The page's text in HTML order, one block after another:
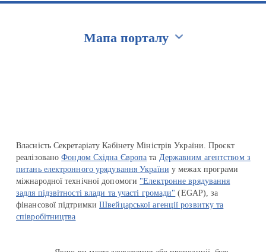
Мапа порталу
Власність Секретаріату Кабінету Міністрів України. Проєкт
реалізованоФондом Східна Європа та Державним агентством з
питань електронного урядування України у межах програми
міжнародної технічної допомоги "Електронне врядування
задля підзвітності влади та участі громади" (EGAP), за
фінансової підтримкиШвейцарської агенції розвитку та
співробітництва